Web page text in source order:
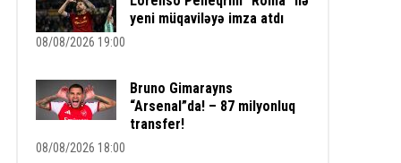
yeni müqaviləyə imza atdı
08/08/2026 19:00
Bruno Gimarayns
“Arsenal”da! – 87 milyonluq
transfer!
08/08/2026 18:00